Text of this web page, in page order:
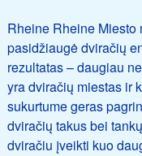
Rheine Rheine Miesto
pasidžiaugė dviračių
rezultatas – daugiau
yra dviračių miestas ir
sukurtume geras
dviračių takus bei
dviračiu įveikti kuo